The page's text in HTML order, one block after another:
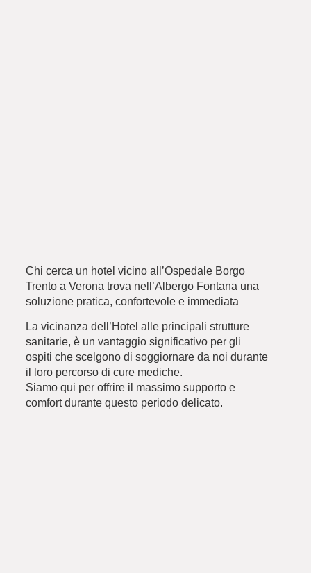
Chi cerca un hotel vicino all’Ospedale Borgo
Trento a Verona trova nell’Albergo Fontana una
soluzione pratica, confortevole e immediata
La vicinanza dell’Hotel alle principali strutture
sanitarie, è un vantaggio significativo per gli
ospiti che scelgono di soggiornare da noi durante
il loro percorso di cure mediche.
Siamo qui per offrire il massimo supporto e
comfort durante questo periodo delicato.